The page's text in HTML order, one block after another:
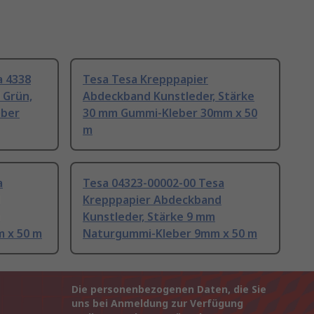
4338
Tesa Tesa Krepppapier
Abdeckband Kunstleder, Stärke
30 mm Gummi-Kleber 30mm x 50
m
x 50 m
Tesa 04323-00002-00 Tesa
Krepppapier Abdeckband
Kunstleder, Stärke 9 mm
Naturgummi-Kleber 9mm x 50 m
Die personenbezogenen Daten, die Sie
uns bei Anmeldung zur Verfügung